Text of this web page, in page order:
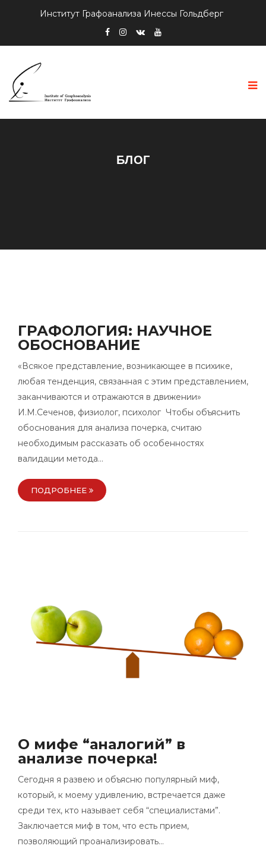
Институт Графоанализа Инессы Гольдберг
БЛОГ
ГРАФОЛОГИЯ: НАУЧНОЕ
ОБОСНОВАНИЕ
«Всякое представление, возникающее в психике,
любая тенденция, связанная с этим представлением,
заканчиваются и отражаются в движении»
И.М.Сеченов, физиолог, психолог Чтобы объяснить
обоснования для анализа почерка, считаю
необходимым рассказать об особенностях
валидации метода…
ПОДРОБНЕЕ
О мифе “аналогий” в
анализе почерка!
Сегодня я развею и объясню популярный миф,
который, к моему удивлению, встречается даже
среди тех, кто называет себя “специалистами”.
Заключается миф в том, что есть прием,
позволяющий проанализировать…